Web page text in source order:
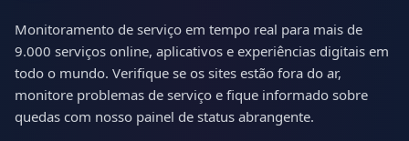
Monitoramento de serviço em tempo real para mais de
9.000 serviços online, aplicativos e experiências digitais em
todo o mundo. Verifique se os sites estão fora do ar,
monitore problemas de serviço e fique informado sobre
quedas com nosso painel de status abrangente.